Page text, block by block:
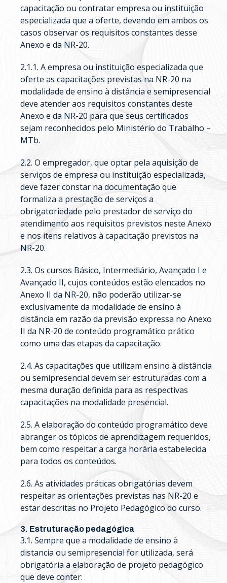
capacitação ou contratar empresa ou instituição
especializada que a oferte, devendo em ambos os
casos observar os requisitos constantes desse
Anexo e da NR-20.
2.1.1. A empresa ou instituição especializada que
oferte as capacitações previstas na NR-20 na
modalidade de ensino à distância e semipresencial
deve atender aos requisitos constantes deste
Anexo e da NR-20 para que seus certificados
sejam reconhecidos pelo Ministério do Trabalho –
MTb.
2.2. O empregador, que optar pela aquisição de
serviços de empresa ou instituição especializada,
deve fazer constar na documentação que
formaliza a prestação de serviços a
obrigatoriedade pelo prestador de serviço do
atendimento aos requisitos previstos neste Anexo
e nos itens relativos à capacitação previstos na
NR-20.
2.3. Os cursos Básico, Intermediário, Avançado I e
Avançado II, cujos conteúdos estão elencados no
Anexo II da NR-20, não poderão utilizar-se
exclusivamente da modalidade de ensino à
distância em razão da previsão expressa no Anexo
II da NR-20 de conteúdo programático prático
como uma das etapas da capacitação.
2.4. As capacitações que utilizam ensino à distância
ou semipresencial devem ser estruturadas com a
mesma duração definida para as respectivas
capacitações na modalidade presencial.
2.5. A elaboração do conteúdo programático deve
abranger os tópicos de aprendizagem requeridos,
bem como respeitar a carga horária estabelecida
para todos os conteúdos.
2.6. As atividades práticas obrigatórias devem
respeitar as orientações previstas nas NR-20 e
estar descritas no Projeto Pedagógico do curso.
3. Estruturação pedagógica
3.1. Sempre que a modalidade de ensino à
distancia ou semipresencial for utilizada, será
obrigatória a elaboração de projeto pedagógico
que deve conter: